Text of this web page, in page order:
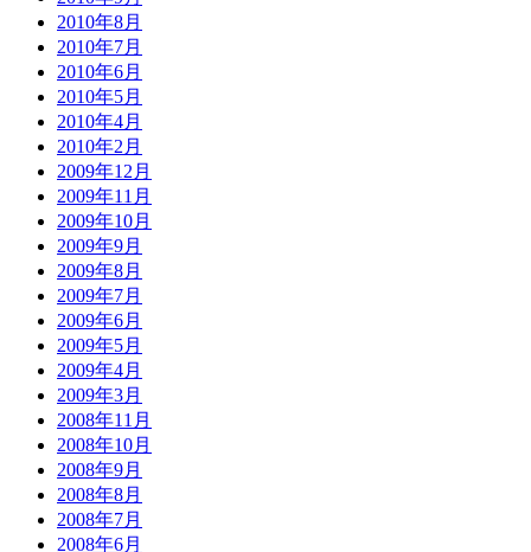
2010年8月
2010年7月
2010年6月
2010年5月
2010年4月
2010年2月
2009年12月
2009年11月
2009年10月
2009年9月
2009年8月
2009年7月
2009年6月
2009年5月
2009年4月
2009年3月
2008年11月
2008年10月
2008年9月
2008年8月
2008年7月
2008年6月